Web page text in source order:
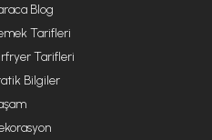
Blog
Tarifleri
Tarifleri
Bilgiler